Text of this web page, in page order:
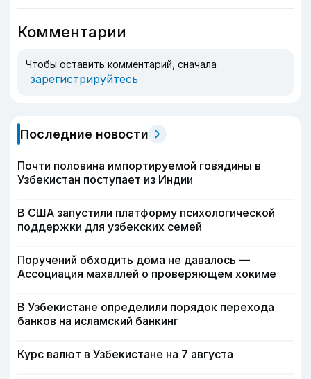
Комментарии
Чтобы оставить комментарий, сначала
зарегистрируйтесь
Последние новости
Почти половина импортируемой говядины в
Узбекистан поступает из Индии
В США запустили платформу психологической
поддержки для узбекских семей
Поручений обходить дома не давалось —
Ассоциация махаллей о проверяющем хокиме
В Узбекистане определили порядок перехода
банков на исламский банкинг
Курс валют в Узбекистане на 7 августа